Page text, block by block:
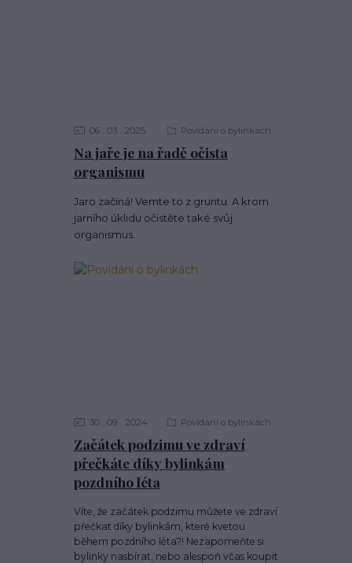
Na jaře je na řadě očista
organismu
06 03 2025 Povídání o bylinkách
Jaro začíná! Vemte to z gruntu. A krom
jarního úklidu očistěte také svůj
organismus.
Začátek podzimu ve zdraví
přečkáte díky bylinkám
pozdního léta
30 09 2024 Povídání o bylinkách
Víte, že začátek podzimu můžete ve zdraví
přečkat díky bylinkám, které kvetou
během pozdního léta?! Nezapomeňte si
bylinky nasbírat, nebo alespoň včas koupit